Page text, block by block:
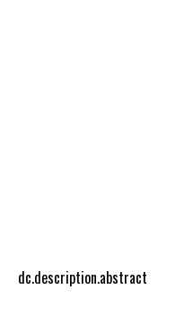
dc.description.abstract